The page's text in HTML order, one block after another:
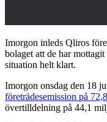
Imorgon inleds Qliros
bolaget att de har
situation helt klart.
Imorgon onsdag den 18
företrädesemission på
övertilldelning på 44,1